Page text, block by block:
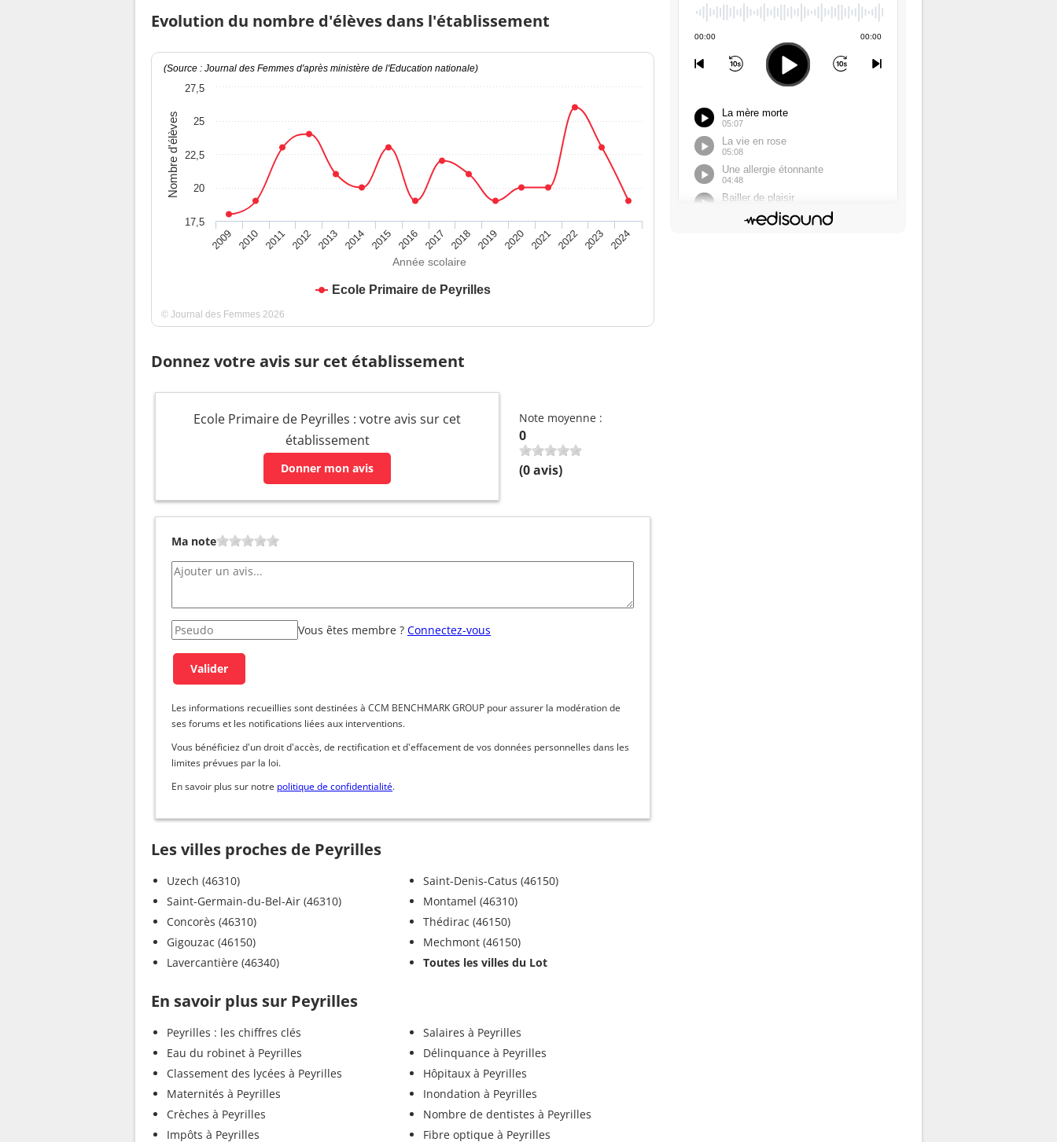
Evolution du nombre d'élèves dans l'établissement
Année scolaire
Nombre d'élèves
(Source : Journal des Femmes d'après ministère de l'Education nationale)
Ecole Primaire de Peyrilles
2009 2010 2011 2012 2013 2014 2015 2016 2017 2018 2019 2020 2021 2022 2023 2024
17,5
20
22,5
25
27,5
© Journal des Femmes 2026
Donnez votre avis sur cet établissement
Ecole Primaire de Peyrilles : votre avis sur cet
établissement
Donner mon avis
Note moyenne :
0
(0avis)
Ma note
Vous êtes membre ? Connectez-vous
Les informations recueillies sont destinées à CCM BENCHMARK GROUP pour assurer la modération de
ses forums et les notifications liées aux interventions.
Vous bénéficiez d'un droit d'accès, de rectification et d'effacement de vos données personnelles dans les
limites prévues par la loi.
En savoir plus sur notre politique de confidentialité.
Les villes proches de Peyrilles
Uzech (46310)
Saint-Germain-du-Bel-Air (46310)
Concorès (46310)
Gigouzac (46150)
Lavercantière (46340)
Saint-Denis-Catus (46150)
Montamel (46310)
Thédirac (46150)
Mechmont (46150)
Toutes les villes du Lot
En savoir plus sur Peyrilles
Peyrilles : les chiffres clés
Eau du robinet à Peyrilles
Classement des lycées à Peyrilles
Maternités à Peyrilles
Crèches à Peyrilles
Impôts à Peyrilles
Salaires à Peyrilles
Délinquance à Peyrilles
Hôpitaux à Peyrilles
Inondation à Peyrilles
Nombre de dentistes à Peyrilles
Fibre optique à Peyrilles